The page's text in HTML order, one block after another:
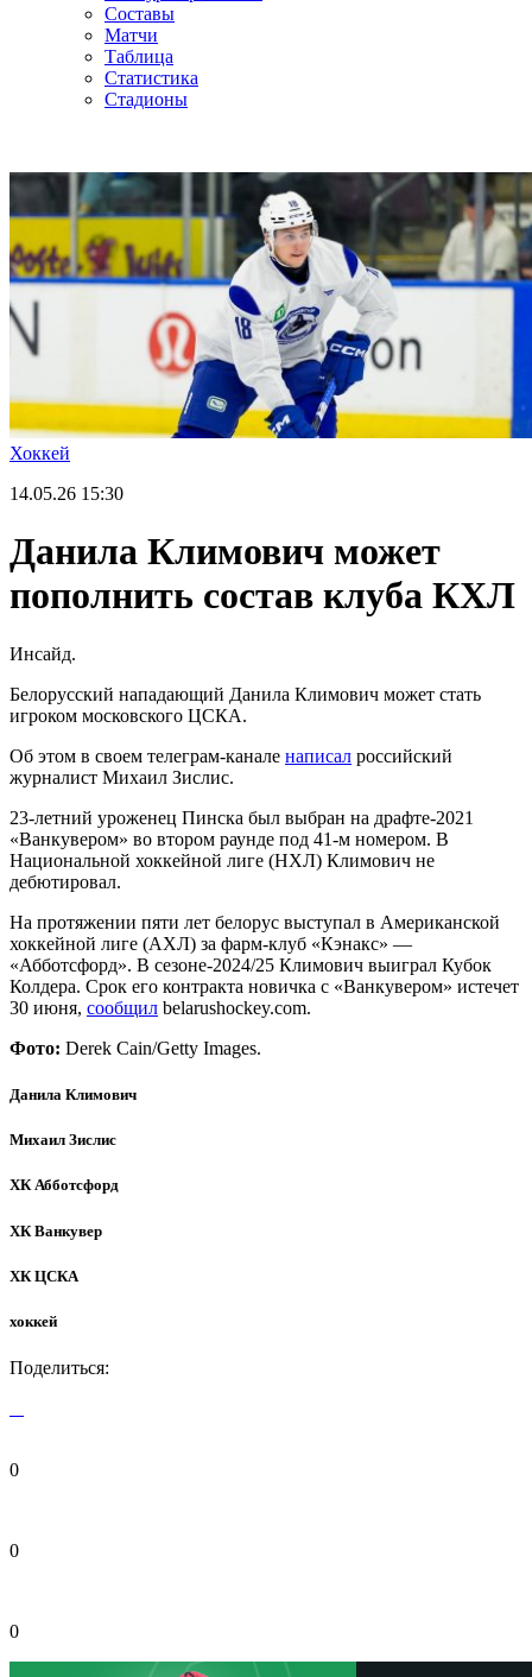
Составы
Матчи
Таблица
Статистика
Стадионы
Хоккей
14.05.26 15:30
Данила Климович может
пополнить состав клуба КХЛ
Инсайд.
Белорусский нападающий Данила Климович может стать
игроком московского ЦСКА.
Об этом в своем телеграм-канале написал российский
журналист Михаил Зислис.
23-летний уроженец Пинска был выбран на драфте-2021
«Ванкувером» во втором раунде под 41-м номером. В
Национальной хоккейной лиге (НХЛ) Климович не
дебютировал.
На протяжении пяти лет белорус выступал в Американской
хоккейной лиге (АХЛ) за фарм-клуб «Кэнакс» —
«Абботсфорд». В сезоне-2024/25 Климович выиграл Кубок
Колдера. Срок его контракта новичка с «Ванкувером» истечет
30 июня, сообщил belarushockey.com.
Фото: Derek Cain/Getty Images.
Данила Климович
Михаил Зислис
ХК Абботсфорд
ХК Ванкувер
ХК ЦСКА
хоккей
Поделиться:
0
0
0